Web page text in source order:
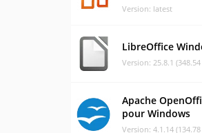
Version: latest
LibreOffice
Version: 25.8.1
Apache
pour Windows
Version: 4.1.14